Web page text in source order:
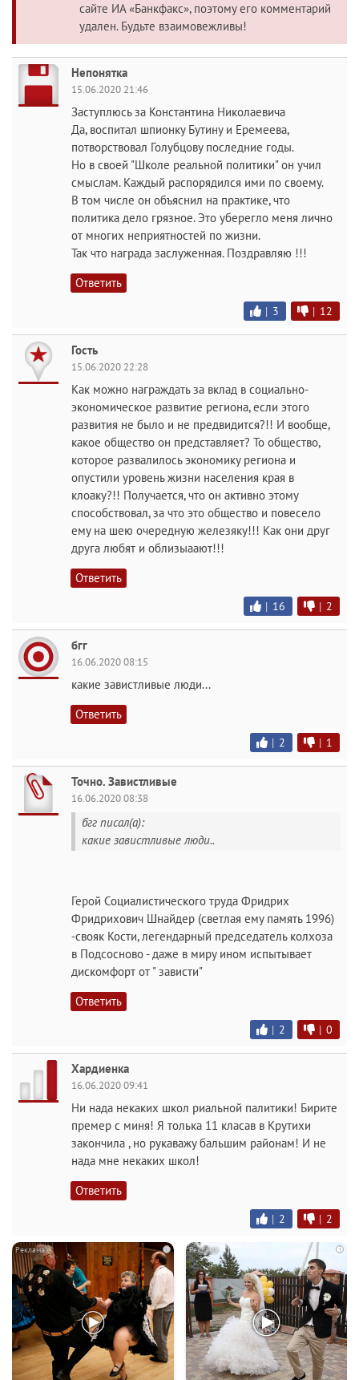
сайте ИА «Банкфакс», поэтому его комментарий
удален. Будьте взаимовежливы!
Непонятка
15.06.2020 21:46
Заступлюсь за Константина Николаевича
Да, воспитал шпионку Бутину и Еремеева,
потворствовал Голубцову последние годы.
Но в своей "Школе реальной политики" он учил
смыслам. Каждый распорядился ими по своему.
В том числе он объяснил на практике, что
политика дело грязное. Это уберегло меня лично
от многих неприятностей по жизни.
Так что награда заслуженная. Поздравляю !!!
Ответить
| 3 | 12
Гость
15.06.2020 22:28
Как можно награждать за вклад в социально-
экономическое развитие региона, если этого
развития не было и не предвидится?!! И вообще,
какое общество он представляет? То общество,
которое развалилось экономику региона и
опустили уровень жизни населения края в
клоаку?!! Получается, что он активно этому
способствовал, за что это общество и повесело
ему на шею очередную железяку!!! Как они друг
друга любят и облизыаают!!!
Ответить
| 16 | 2
бгг
16.06.2020 08:15
какие завистливые люди...
Ответить
| 2 | 1
Точно. Завистливые
16.06.2020 08:38
бгг писал(а):
какие завистливые люди..
Герой Социалистического труда Фридрих
Фридрихович Шнайдер (светлая ему память 1996)
-свояк Кости, легендарный председатель колхоза
в Подсосново - даже в миру ином испытывает
дискомфорт от " зависти"
Ответить
| 2 | 0
Хардиенка
16.06.2020 09:41
Ни нада некаких школ риальной палитики! Бирите
премер с миня! Я толька 11 класав в Крутихи
закончила , но рукаважу бальшим районам! И не
нада мне некаких школ!
Ответить
| 2 | 2
i i